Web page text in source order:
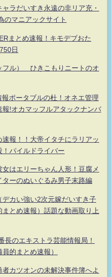
ラだいすき永遠の非リア充・
のマニアックサイト
まとめ速報！キモデブおた
日
フル） ひきこもりニートのオ
ポータブルの杜！オネエ管理
!オカマッフルアタックナンバ
報！！大帝イタチにラリアッ
！パイルドライバー
はエリーちゃん人形！豆腐メ
ーのぬいぐるみ男子末路編
カい強い2次元嫁だいすき子
とめ速報）話題な動画取り上
長のエキストラ芸能情報局！
的まとめ速報）
カツオンの未解決事件簿へよ